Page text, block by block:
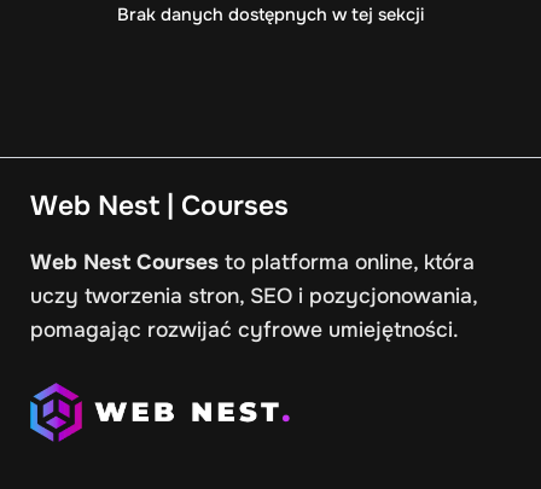
Brak danych dostępnych w tej sekcji
Web Nest | Courses
Web Nest Courses to platforma online, która
uczy tworzenia stron, SEO i pozycjonowania,
pomagając rozwijać cyfrowe umiejętności.